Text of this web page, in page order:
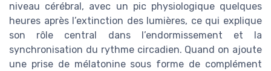
niveau cérébral, avec un pic physiologique quelques
heures après l’extinction des lumières, ce qui explique
son rôle central dans l’endormissement et la
synchronisation du rythme circadien. Quand on ajoute
une prise de mélatonine sous forme de complément